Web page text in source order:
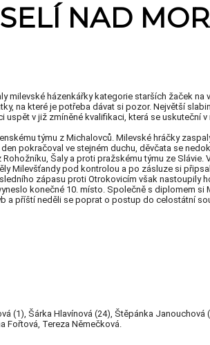
NAD
milevské házenkářky kategorie starších žaček
na které je potřeba dávat si pozor. Největší
uspět v již zmíněné kvalifikaci, která se uskuteční
týmu z Michalovců. Milevské hráčky
pokračoval ve stejném duchu, děvčata se
Šaly a proti pražskému týmu ze
Milevšťandy pod kontrolou a po zásluze si
zápasu proti Otrokovicím však
konečné 10. místo. Společně s diplomem
a příští neděli se poprat o postup do celostátní
(1), Šárka Hlavínová (24), Štěpánka
Fořtová, Tereza Němečková.